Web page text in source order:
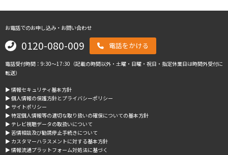
お電話でのお申し込み・お問い合わせ
0120-080-009 電話をかける
電話受付時間：9:30～17:30（記載の時間以外・土曜・日曜・祝日・指定休業日は時間外受付に
転送）
▶︎ 情報セキュリティ基本方針
▶︎ 個人情報の保護方針とプライバシーポリシー
▶︎ サイトポリシー
▶︎ 特定個人情報等の適切な取り扱いの確保についての基本方針
▶︎ テレビ視聴データの取扱いについて
▶︎ 苦情相談及び勧誘停止手続きについて
▶︎ カスタマーハラスメントに対する基本方針
▶︎ 情報流通プラットフォーム対処法に基づく